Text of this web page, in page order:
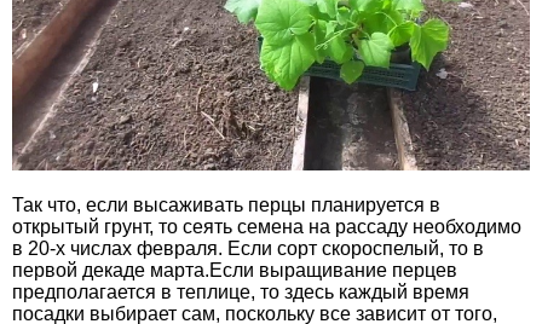
Так что, если высаживать перцы планируется в
открытый грунт, то сеять семена на рассаду необходимо
в 20-х числах февраля. Если сорт скороспелый, то в
первой декаде марта.Если выращивание перцев
предполагается в теплице, то здесь каждый время
посадки выбирает сам, поскольку все зависит от того,